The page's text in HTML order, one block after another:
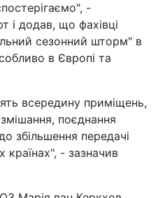
-
і додав, що фахівці
сезонний шторм" в
в Європі та
всередину приміщень,
поєднання
збільшення передачі
країнах", - зазначив